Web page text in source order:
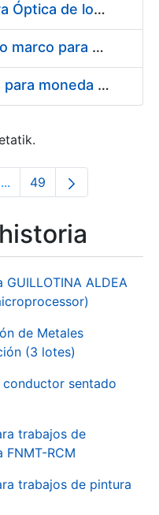
Conexión mediante Fibra Óptica de los Centros de Proceso de Datos (CPDs) de las sedes de la FNMT-RCM de Burgos y Madrid
Contratación de acuerdo marco para el Suministro de Material de Electricidad para la Fábrica Nacional de Moneda y Timbre-Real Casa de la Moneda en su centro de trabajo de Burgos
Suministro de estuches para moneda de 30 €
...Intermediate Pages Use
Orrialdea
49
GUILLOTINA ALDEA
de Metales
(3 lotes)
conductor sentado
trabajos de
FNMT-RCM
trabajos de pintura